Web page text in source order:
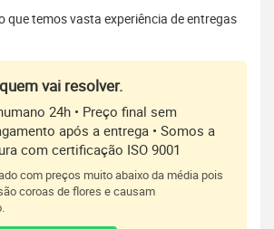
que temos vasta experiência de entregas
vai resolver.
24h • Preço final sem
após a entrega • Somos a
com certificação ISO 9001
com preços muito abaixo da média pois
coroas de flores e causam